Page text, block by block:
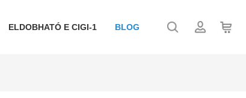
ELDOBHATÓ E CIGI-1 BLOG